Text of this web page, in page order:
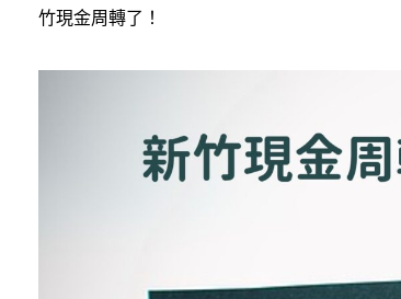
竹現金周轉了！